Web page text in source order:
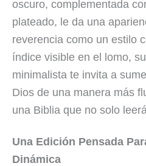
oscuro, complementada
plateado, le da una
reverencia como un estilo
índice visible en el lomo,
minimalista te invita a
Dios de una manera más
una Biblia que no solo
Una Edición Pensada
Dinámica